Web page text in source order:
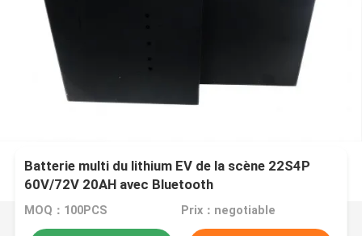
Batterie multi du lithium EV de la scène 22S4P
60V/72V 20AH avec Bluetooth
MOQ：100PCS Prix：negotiable